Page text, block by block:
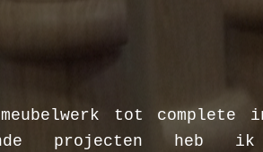
tot complete
projecten heb